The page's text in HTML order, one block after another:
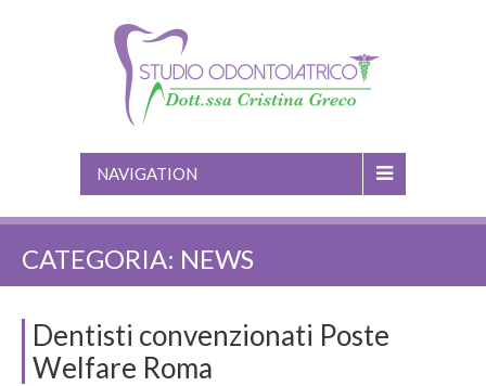
NAVIGATION
CATEGORIA: NEWS
Dentisti convenzionati Poste
Welfare Roma